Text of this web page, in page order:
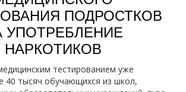
ПОДРОСТКОВ
УПОТРЕБЛЕНИЕ
НАРКОТИКОВ
тестированием уже
40 тысяч обучающихся из школ,